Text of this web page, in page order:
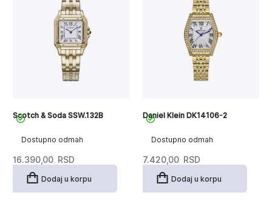
Dostupno odmah
Scotch & Soda SSW.132B
16.390,00 RSD
Dodaj u korpu
Dostupno odmah
Daniel Klein DK14106-2
7.420,00 RSD
Dodaj u korpu